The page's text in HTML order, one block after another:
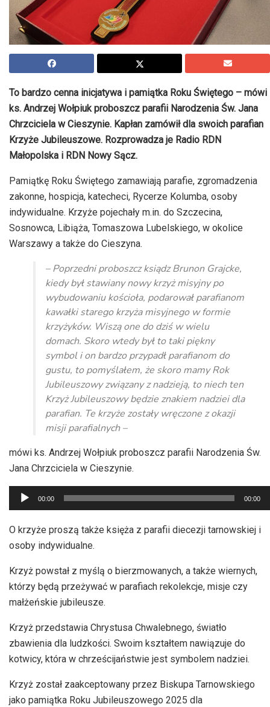
To bardzo cenna inicjatywa i pamiątka Roku Świętego – mówi
ks. Andrzej Wołpiuk proboszcz parafii Narodzenia Św. Jana
Chrzciciela w Cieszynie. Kapłan zamówił dla swoich parafian
Krzyże Jubileuszowe. Rozprowadza je Radio RDN
Małopolska i RDN Nowy Sącz.
Pamiątkę Roku Świętego zamawiają parafie, zgromadzenia
zakonne, hospicja, katecheci, Rycerze Kolumba, osoby
indywidualne. Krzyże pojechały m.in. do Szczecina,
Sosnowca, Libiąża, Tomaszowa Lubelskiego, w okolice
Warszawy a także do Cieszyna.
– Poprzedni proboszcz ksiądz Brunon Grajcke,
kiedy był stawiany nowy krzyż misyjny po
wybudowaniu kościoła, podarował parafianom
kawałki starego krzyża misyjnego w formie
krzyżyków. Wiszą one do dziś w wielu
domach. Skoro wtedy był to taki piękny
symbol i on bardzo przypadł parafianom do
gustu, to pomyślałem, że skoro mamy Rok
Jubileuszowy związany z nadzieją, to niech ten
Krzyż Jubileuszowy będzie znakiem nadziei dla
parafian. Te krzyże zostały wręczone z okazji
misji parafialnych –
mówi ks. Andrzej Wołpiuk proboszcz parafii Narodzenia Św.
Jana Chrzciciela w Cieszynie.
Odtwarzacz
plików
dźwiękowych
00:00 00:00
O krzyże proszą także księża z parafii diecezji tarnowskiej i
osoby indywidualne.
Krzyż powstał z myślą o bierzmowanych, a także wiernych,
którzy będą przeżywać w parafiach rekolekcje, misje czy
małżeńskie jubileusze.
Krzyż przedstawia Chrystusa Chwalebnego, światło
zbawienia dla ludzkości. Swoim kształtem nawiązuje do
kotwicy, która w chrześcijaństwie jest symbolem nadziei.
Krzyż został zaakceptowany przez Biskupa Tarnowskiego
jako pamiątka Roku Jubileuszowego 2025 dla